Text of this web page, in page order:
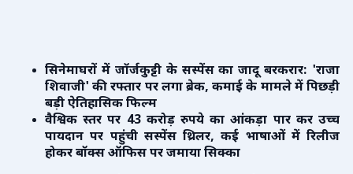
सिनेमाघरों में जॉर्जकुट्टी के सस्पेंस का जादू बरकरार: 'राजा
शिवाजी' की रफ्तार पर लगा ब्रेक, कमाई के मामले में पिछड़ी
बड़ी ऐतिहासिक फिल्म
वैश्विक स्तर पर 43 करोड़ रुपये का आंकड़ा पार कर उच्च
पायदान पर पहुंची सस्पेंस थ्रिलर, कई भाषाओं में रिलीज
होकर बॉक्स ऑफिस पर जमाया सिक्का